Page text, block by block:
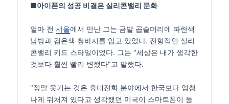
■아이폰의 성공 비결은 실리콘밸리 문화
얼마 전서울에서 만난 그는 금발 곱슬머리에 파란색
남방과 검은색 청바지를 입고 있었다. 전형적인 실리
콘밸리 키드 스타일이었다. 그는 "세상은 내가 생각한
것보다 훨씬 빨리 변했다"고 말했다.
"정말 웃기는 것은 휴대전화 분야에서 한국보다 엄청
나게 뒤처져 있다고 생각했던 미국이 스마트폰이 등